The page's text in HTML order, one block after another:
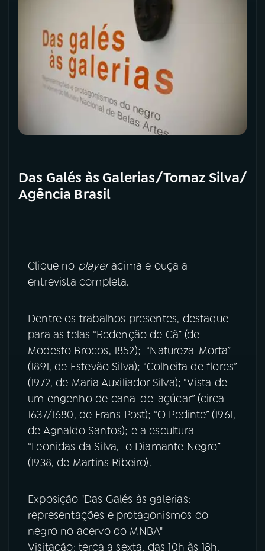
Das Galés às Galerias/Tomaz Silva/
Agência Brasil
Clique no playeracima e ouça a
entrevista completa.
Dentre os trabalhos presentes, destaque
para as telas “Redenção de Cã” (de
Modesto Brocos, 1852); “Natureza-Morta”
(1891, de Estevão Silva); “Colheita de flores”
(1972, de Maria Auxiliador Silva); “Vista de
um engenho de cana-de-açúcar” (circa
1637/1680, de Frans Post); “O Pedinte” (1961,
de Agnaldo Santos); e a escultura
“Leonidas da Silva, o Diamante Negro”
(1938, de Martins Ribeiro).
Exposição "Das Galés às galerias:
representações e protagonismos do
negro no acervo do MNBA"
Visitação: terça a sexta, das 10h às 18h.